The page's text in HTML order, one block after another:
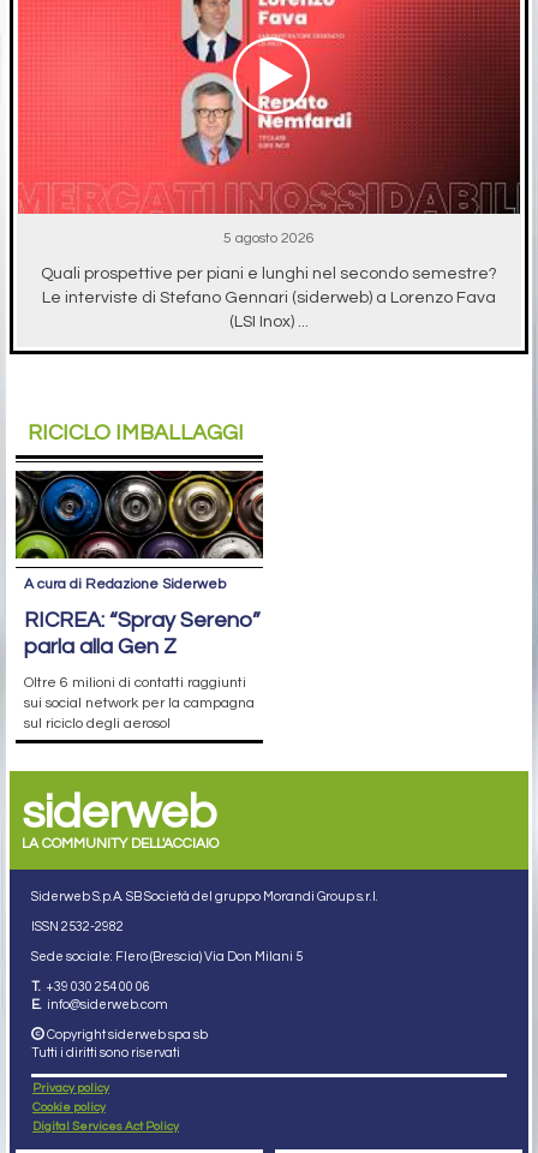
5 agosto 2026
Quali prospettive per piani e lunghi nel secondo semestre?
Le interviste di Stefano Gennari (siderweb) a Lorenzo Fava
(LSI Inox) ...
RICICLO IMBALLAGGI
A cura di Redazione Siderweb
RICREA: “Spray Sereno”
parla alla Gen Z
Oltre 6 milioni di contatti raggiunti
sui social network per la campagna
sul riciclo degli aerosol
siderweb
LA COMMUNITY DELL'ACCIAIO
Siderweb S.p.A. SB Società del gruppo Morandi Group s.r.l.
ISSN 2532-2982
Sede sociale: Flero (Brescia) Via Don Milani 5
T. +39 030 254 00 06
E. info@siderweb.com
Copyright siderweb spa sb
Tutti i diritti sono riservati
Privacy policy
Cookie policy
Digital Services Act Policy